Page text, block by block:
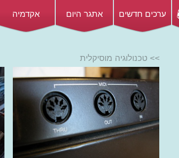
ערכים חדשים אתגר היום אקדמיה
>> טכנולוגיה מוסיקלית